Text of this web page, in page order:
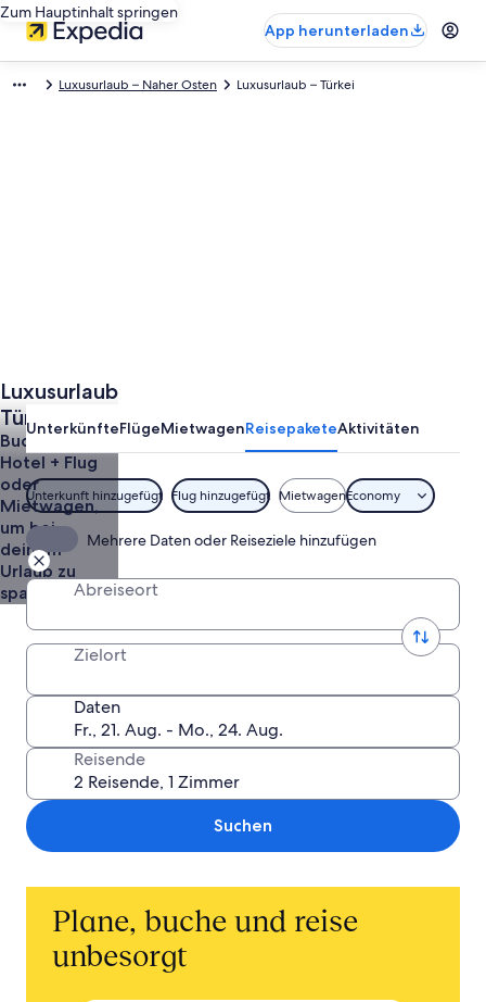
Zum Hauptinhalt springen
App herunterladen
Luxusurlaub – Naher Osten Luxusurlaub – Türkei
Luxusurlaub
Türkei 2026
Buche ein
Hotel + Flug
oder
Mietwagen,
um bei
deinem
Urlaub zu
sparen
UnterkünfteFlügeMietwagenReisepaketeAktivitäten
Unterkunft hinzugefügt Flug hinzugefügt MietwagenEconomy
Mehrere Daten oder Reiseziele hinzufügen
Abreiseort
Zielort
Daten
Reisende
Suchen
Plane, buche und reise
unbesorgt